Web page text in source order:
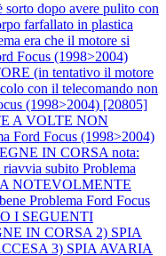
dopo avere pulito con
farfallato in plastica
era che il motore si
Focus (1998>2004)
(in tentativo il motore
con il telecomando non
(1998>2004) [20805]
A VOLTE NON
Ford Focus (1998>2004)
IN CORSA nota:
riavvia subito Problema
NOTEVOLMENTE
Problema Ford Focus
I SEGUENTI
IN CORSA 2) SPIA
3) SPIA AVARIA